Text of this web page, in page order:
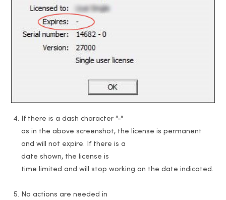
If there is a dash character “-“
as in the above screenshot, the license is permanent
and will not expire. If there is a
date shown, the license is
time limited and will stop working on the date indicated.
No actions are needed in